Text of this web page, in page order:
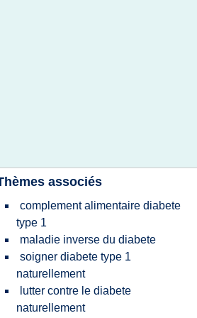
associés
complement alimentaire diabete
type 1
maladie inverse du diabete
soigner diabete type 1
naturellement
lutter contre le diabete
naturellement